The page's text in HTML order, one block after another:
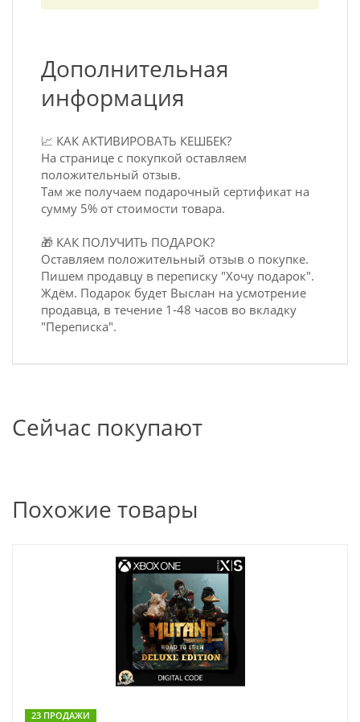
Дополнительная
информация
📈 КАК АКТИВИРОВАТЬ КЕШБЕК?
На странице с покупкой оставляем
положительный отзыв.
Там же получаем подарочный сертификат на
сумму 5% от стоимости товара.
🎁 КАК ПОЛУЧИТЬ ПОДАРОК?
Оставляем положительный отзыв о покупке.
Пишем продавцу в переписку "Хочу подарок".
Ждём. Подарок будет Выслан на усмотрение
продавца, в течение 1-48 часов во вкладку
"Переписка".
Сейчас покупают
Похожие товары
23 ПРОДАЖИ